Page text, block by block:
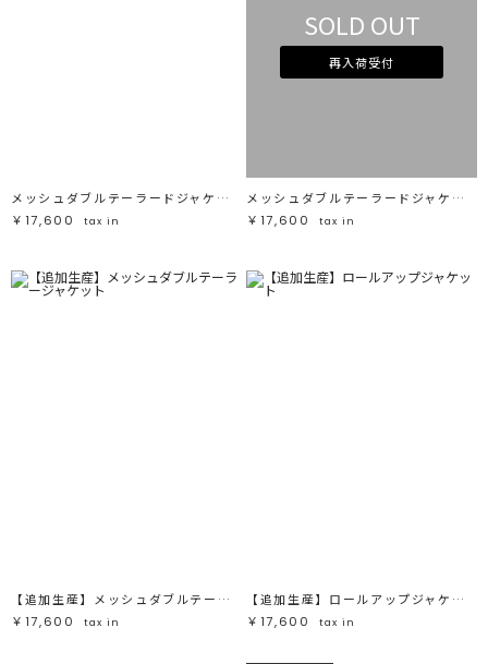
メッシュダブルテーラードジャケット
￥17,600
tax in
SOLD OUT
再入荷受付
メッシュダブルテーラードジャケット
￥17,600
tax in
【追加生産】メッシュダブルテーラージャケット
￥17,600
tax in
【追加生産】ロールアップジャケット
￥17,600
tax in